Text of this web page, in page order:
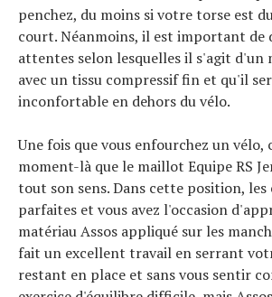
penchez, du moins si votre torse est
court. Néanmoins, il est important de
attentes selon lesquelles il s'agit d'un
avec un tissu compressif fin et qu'il
inconfortable en dehors du vélo.
Une fois que vous enfourchez un vélo,
moment-là que le maillot Equipe RS
tout son sens. Dans cette position, les
parfaites et vous avez l'occasion
matériau Assos appliqué sur les
fait un excellent travail en serrant
restant en place et sans vous sentir